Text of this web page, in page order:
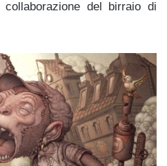
del birraio di